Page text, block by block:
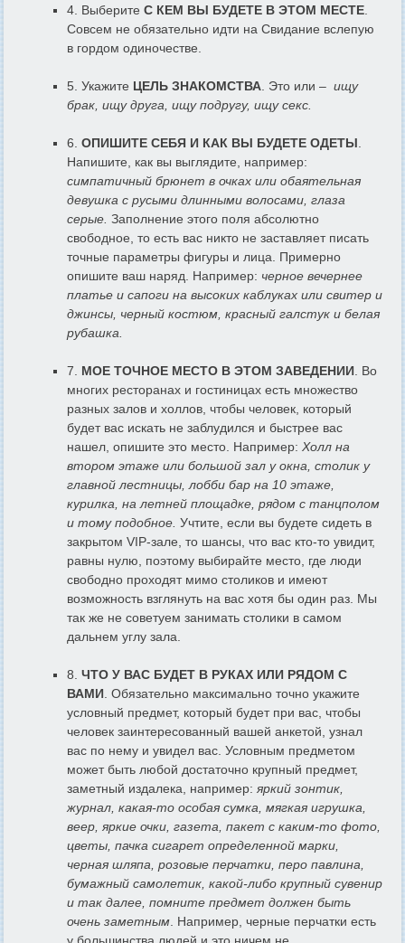
4. Выберите С КЕМ ВЫ БУДЕТЕ В ЭТОМ МЕСТЕ.
Совсем не обязательно идти на Свидание вслепую
в гордом одиночестве.
5. Укажите ЦЕЛЬ ЗНАКОМСТВА. Это или – ищу
брак, ищу друга, ищу подругу, ищу секс.
6. ОПИШИТЕ СЕБЯ И КАК ВЫ БУДЕТЕ ОДЕТЫ.
Напишите, как вы выглядите, например:
симпатичный брюнет в очках или обаятельная
девушка с русыми длинными волосами, глаза
серые. Заполнение этого поля абсолютно
свободное, то есть вас никто не заставляет писать
точные параметры фигуры и лица. Примерно
опишите ваш наряд. Например: черное вечернее
платье и сапоги на высоких каблуках или свитер и
джинсы, черный костюм, красный галстук и белая
рубашка.
7. МОЕ ТОЧНОЕ МЕСТО В ЭТОМ ЗАВЕДЕНИИ. Во
многих ресторанах и гостиницах есть множество
разных залов и холлов, чтобы человек, который
будет вас искать не заблудился и быстрее вас
нашел, опишите это место. Например: Холл на
втором этаже или большой зал у окна, столик у
главной лестницы, лобби бар на 10 этаже,
курилка, на летней площадке, рядом с танцполом
и тому подобное. Учтите, если вы будете сидеть в
закрытом VIP-зале, то шансы, что вас кто-то увидит,
равны нулю, поэтому выбирайте место, где люди
свободно проходят мимо столиков и имеют
возможность взглянуть на вас хотя бы один раз. Мы
так же не советуем занимать столики в самом
дальнем углу зала.
8. ЧТО У ВАС БУДЕТ В РУКАХ ИЛИ РЯДОМ С
ВАМИ. Обязательно максимально точно укажите
условный предмет, который будет при вас, чтобы
человек заинтересованный вашей анкетой, узнал
вас по нему и увидел вас. Условным предметом
может быть любой достаточно крупный предмет,
заметный издалека, например: яркий зонтик,
журнал, какая-то особая сумка, мягкая игрушка,
веер, яркие очки, газета, пакет с каким-то фото,
цветы, пачка сигарет определенной марки,
черная шляпа, розовые перчатки, перо павлина,
бумажный самолетик, какой-либо крупный сувенир
и так далее, помните предмет должен быть
очень заметным. Например, черные перчатки есть